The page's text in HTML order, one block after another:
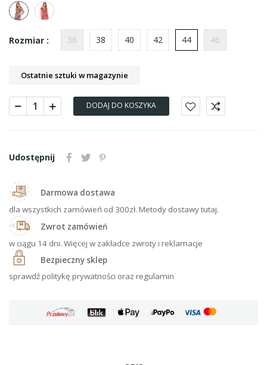
Rozmiar : 36 38 40 42 44 46
Ostatnie sztuki w magazynie
DODAJ DO KOSZYKA
Udostępnij
Darmowa dostawa
dla wszystkich zamówień od 300zł. Metody dostawy tutaj.
Zwrot zamówień
w ciągu 14 dni. Więcej w zakładce zwroty i reklamacje
Bezpieczny sklep
sprawdź politykę prywatności oraz regulamin